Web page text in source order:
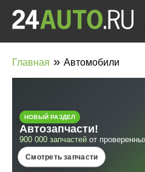
Главная » Автомобили